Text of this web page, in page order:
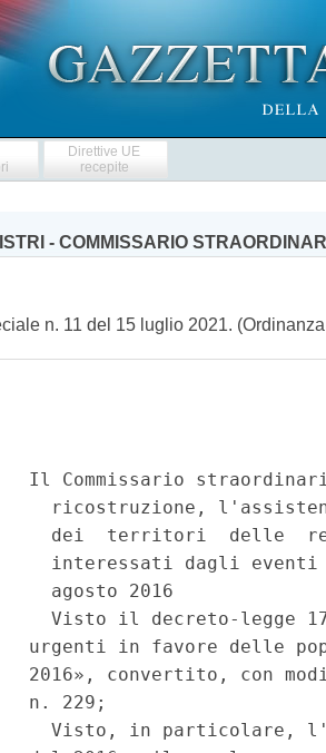
Direttive UE
recepite
- COMMISSARIO
n. 11 del 15 luglio 2021.